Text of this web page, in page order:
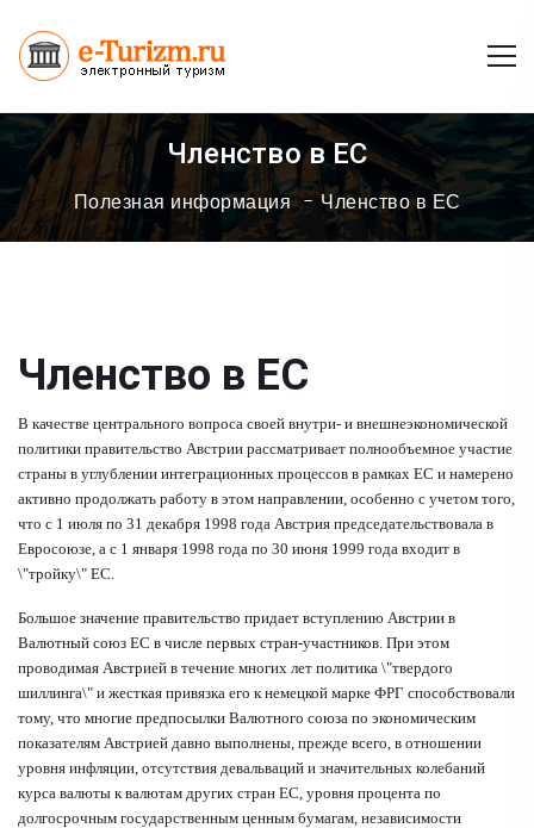
Членство в ЕС
Полезная информация Членство в ЕС
Членство в ЕС
В качестве центрального вопроса своей внутри- и внешнеэкономической
политики правительство Австрии рассматривает полнообъемное участие
страны в углублении интеграционных процессов в рамках ЕС и намерено
активно продолжать работу в этом направлении, особенно с учетом того,
что с 1 июля по 31 декабря 1998 года Австрия председательствовала в
Евросоюзе, а с 1 января 1998 года по 30 июня 1999 года входит в
\"тройку\" ЕС.
Большое значение правительство придает вступлению Австрии в
Валютный союз ЕС в числе первых стран-участников. При этом
проводимая Австрией в течение многих лет политика \"твердого
шиллинга\" и жесткая привязка его к немецкой марке ФРГ способствовали
тому, что многие предпосылки Валютного союза по экономическим
показателям Австрией давно выполнены, прежде всего, в отношении
уровня инфляции, отсутствия девальваций и значительных колебаний
курса валюты к валютам других стран ЕС, уровня процента по
долгосрочным государственным ценным бумагам, независимости